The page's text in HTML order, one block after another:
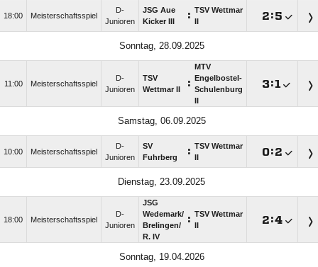
18:00 Meisterschaftsspiel
D-
Junioren
JSG Aue
Kicker III
: TSV Wettmar
:
Sonntag, 28.09.2025
11:00 Meisterschaftsspiel
D-
Junioren
TSV
Wettmar II
:
MTV
Engelbostel-
Schulenburg
:
Samstag, 06.09.2025
10:00 Meisterschaftsspiel
D-
Junioren
SV
Fuhrberg
: TSV Wettmar
:
Dienstag, 23.09.2025
18:00 Meisterschaftsspiel
D-
Junioren
JSG
Wedemark/​
Brelingen/​
R. IV
: TSV Wettmar
:
Sonntag, 19.04.2026